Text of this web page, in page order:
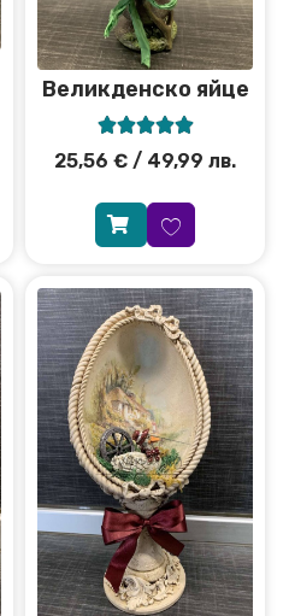
Великденско яйце

25,56 € / 49,99 лв.